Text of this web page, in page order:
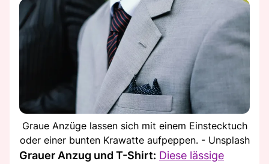
Graue Anzüge lassen sich mit einem Einstecktuch
oder einer bunten Krawatte aufpeppen. - Unsplash
Grauer Anzug und T-Shirt: Diese lässige